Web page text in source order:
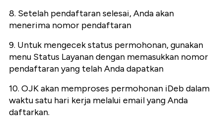
8. Setelah pendaftaran selesai, Anda akan
menerima nomor pendaftaran
9. Untuk mengecek status permohonan, gunakan
menu Status Layanan dengan memasukkan nomor
pendaftaran yang telah Anda dapatkan
10. OJK akan memproses permohonan iDeb dalam
waktu satu hari kerja melalui email yang Anda
daftarkan.